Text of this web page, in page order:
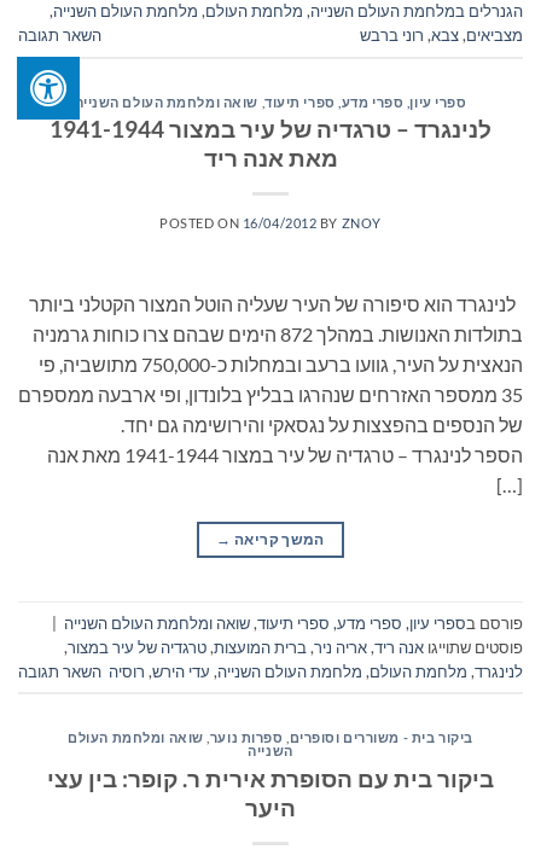
הגנרלים במלחמת העולם השנייה, מלחמת העולם, מלחמת העולם השנייה,
מצביאים,צבא, רוני ברבש השאר תגובה
ספרי עיון, ספרי מדע, ספרי תיעוד, שואה ומלחמת העולם השנייה
לנינגרד – טרגדיה של עיר במצור 1941-1944
מאת אנה ריד
POSTED ON 16/04/2012 BY ZNOY
לנינגרד הוא סיפורה של העיר שעליה הוטל המצור הקטלני ביותר
בתולדות האנושות. במהלך 872 הימים שבהם צרו כוחות גרמניה
הנאצית על העיר, גוועו ברעב ובמחלות כ-750,000 מתושביה, פי
35 ממספר האזרחים שנהרגו בבליץ בלונדון, ופי ארבעה ממספרם
של הנספים בהפצצות על נגסאקי והירושימה גם יחד.
הספר לנינגרד – טרגדיה של עיר במצור 1941-1944 מאת אנה
[…]
המשך קריאה →
פורסם בספרי עיון, ספרי מדע, ספרי תיעוד,שואה ומלחמת העולם השנייה
פוסטים שתוייגו אנה ריד,אריה ניר, ברית המועצות,טרגדיה של עיר במצור,
לנינגרד, מלחמת העולם, מלחמת העולם השנייה, עדי הירש, רוסיה השאר תגובה
ביקור בית - משוררים וסופרים ספרות נוער שואה ומלחמת העולם
השנייה
ביקור בית עם הסופרת אירית ר. קופר: בין עצי
היער